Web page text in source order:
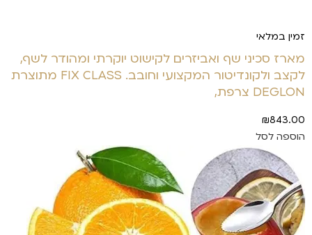
זמין במלאי
מארז סכיני שף ואביזרים לקישוט יוקרתי ומהודר לשף,
לקצב ולקונדיטור המקצועי וחובב. FIX CLASS מתוצרת
DEGLON צרפת,
₪843.00
הוספה לסל